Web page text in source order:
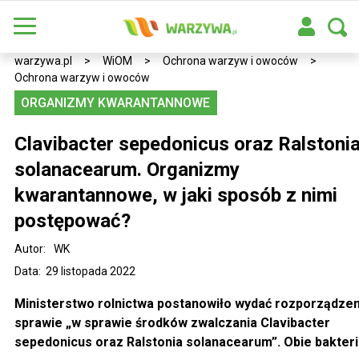
warzywa.pl > WiOM > Ochrona warzyw i owoców
>
Ochrona warzyw i owoców
ORGANIZMY KWARANTANNOWE
Clavibacter sepedonicus oraz
solanacearum. Organizmy
kwarantannowe, w jaki sposób z nimi
postępować?
Data: 29 listopada 2022
Autor: WK
Ministerstwo rolnictwa postanowiło wydać
sprawie „w sprawie środków zwalczania Clavibacter
sepedonicus oraz Ralstonia solanacearum”. Obie